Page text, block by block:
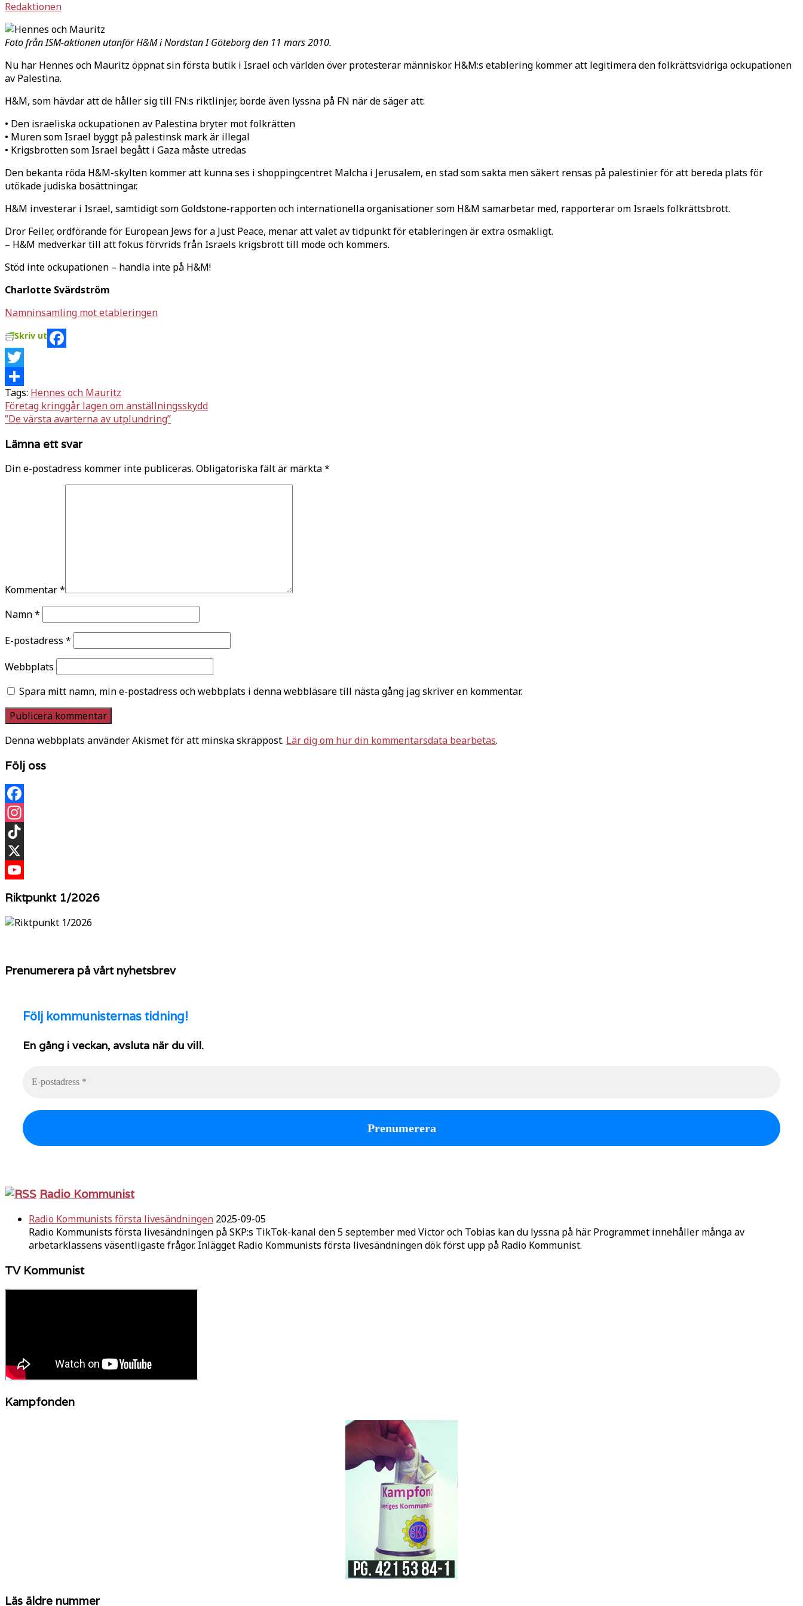
Redaktionen
Foto från ISM-aktionen utanför H&M i Nordstan I Göteborg den 11 mars 2010.
Nu har Hennes och Mauritz öppnat sin första butik i Israel och världen över protesterar människor. H&M:s etablering kommer att legitimera den folkrättsvidriga ockupationen
av Palestina.
H&M, som hävdar att de håller sig till FN:s riktlinjer, borde även lyssna på FN när de säger att:
• Den israeliska ockupationen av Palestina bryter mot folkrätten
• Muren som Israel byggt på palestinsk mark är illegal
• Krigsbrotten som Israel begått i Gaza måste utredas
Den bekanta röda H&M-skylten kommer att kunna ses i shoppingcentret Malcha i Jerusalem, en stad som sakta men säkert rensas på palestinier för att bereda plats för
utökade judiska bosättningar.
H&M investerar i Israel, samtidigt som Goldstone-rapporten och internationella organisationer som H&M samarbetar med, rapporterar om Israels folkrättsbrott.
Dror Feiler, ordförande för European Jews for a Just Peace, menar att valet av tidpunkt för etableringen är extra osmakligt.
– H&M medverkar till att fokus förvrids från Israels krigsbrott till mode och kommers.
Stöd inte ockupationen – handla inte på H&M!
Charlotte Svärdström
Namninsamling mot etableringen
Skriv ut
Facebook
Twitter
Dela
Tags: Hennes och Mauritz
Inläggsnavigering
Företag kringgår lagen om anställningsskydd
”De värsta avarterna av utplundring”
Lämna ett svar
Din e-postadress kommer inte publiceras. Obligatoriska fält är märkta*
Kommentar*
Namn*
E-postadress *
Webbplats
Spara mitt namn, min e-postadress och webbplats i denna webbläsare till nästa gång jag skriver en kommentar.
Denna webbplats använder Akismet för att minska skräppost. Lär dig om hur din kommentarsdata bearbetas.
Följ oss
Facebook
Instagram
TikTok
X
Riktpunkt 1/2026
Prenumerera på vårt nyhetsbrev
Följ kommunisternas tidning!
En gång i veckan, avsluta när du vill.
Radio Kommunist
Radio Kommunists första livesändningen 2025-09-05
Radio Kommunists första livesändningen på SKP:s TikTok-kanal den 5 september med Victor och Tobias kan du lyssna på här. Programmet innehåller många av
arbetarklassens väsentligaste frågor. Inlägget Radio Kommunists första livesändningen dök först upp på Radio Kommunist.
TV Kommunist
Kampfonden
Läs äldre nummer